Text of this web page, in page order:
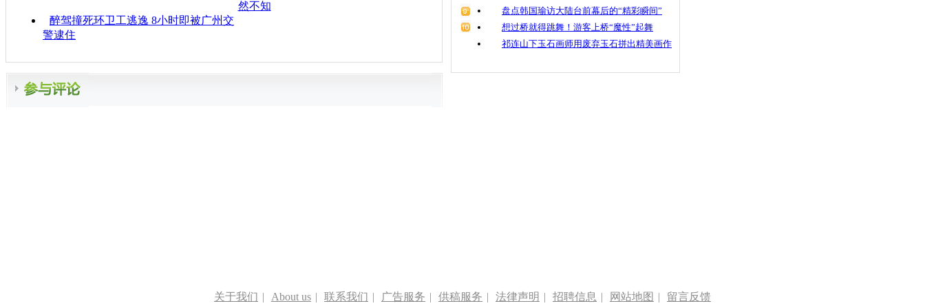
然不知
醉驾撞死环卫工逃逸 8小时即被广州交
警逮住
盘点韩国瑜访大陆台前幕后的“精彩瞬间”
想过桥就得跳舞！游客上桥“魔性”起舞
祁连山下玉石画师用废弃玉石拼出精美画作
关于我们 | About us | 联系我们 | 广告服务 | 供稿服务 | 法律声明 | 招聘信息 | 网站地图 | 留言反馈